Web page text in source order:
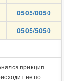
0505/0050
0505/5050
принцип
не по